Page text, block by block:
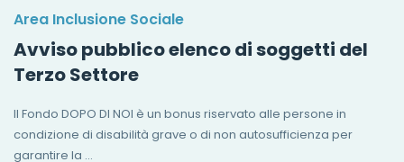
Area Inclusione Sociale
Avviso pubblico elenco di soggetti del
Terzo Settore
Il Fondo DOPO DI NOI è un bonus riservato alle persone in
condizione di disabilità grave o di non autosufficienza per
garantire la …